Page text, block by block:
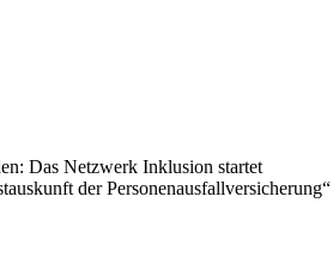
Das Netzwerk Inklusion startet
der Personenausfallversicherung“